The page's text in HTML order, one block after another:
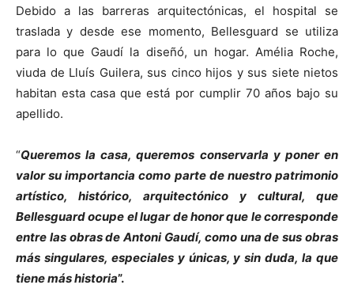
Debido a las barreras arquitectónicas, el hospital se
traslada y desde ese momento, Bellesguard se utiliza
para lo que Gaudí la diseñó, un hogar. Amélia Roche,
viuda de Lluís Guilera, sus cinco hijos y sus siete nietos
habitan esta casa que está por cumplir 70 años bajo su
apellido.
“Queremos la casa, queremos conservarla y poner en
valor su importancia como parte de nuestro patrimonio
artístico, histórico, arquitectónico y cultural, que
Bellesguard ocupe el lugar de honor que le corresponde
entre las obras de Antoni Gaudí, como una de sus obras
más singulares, especiales y únicas, y sin duda, la que
tiene más historia”.